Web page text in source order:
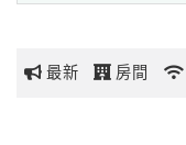
玩 最新 房間